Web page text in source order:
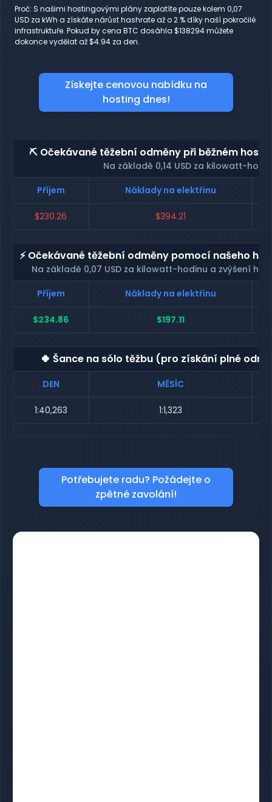
Proč: S našimi hostingovými plány zaplatíte pouze kolem 0,07
USD za kWh a získáte nárůst hashrate až o 2 % díky naší pokročilé
infrastruktuře. Pokud by cena BTC dosáhla $138294 můžete
dokonce vydělat až $4.94 za den.
Získejte cenovou nabídku na
hosting dnes!
⛏️ Očekávané těžební odměny při běžném
Na základě 0,14 USD za kilowatt-
Příjem
Náklady na elektřinu
$230.26 $394.21
⚡ Očekávané těžební odměny pomocí našeho
Na základě 0,07 USD za kilowatt-hodinu a zvýšení
Příjem
Náklady na elektřinu
$234.86 $197.11
🍀 Šance na sólo těžbu (pro získání plné
DEN MĚSÍC
1:40,263 1:1,323
Potřebujete radu? Požádejte o
zpětné zavolání!